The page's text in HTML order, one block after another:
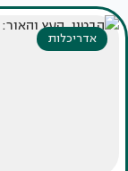
אדריכלות